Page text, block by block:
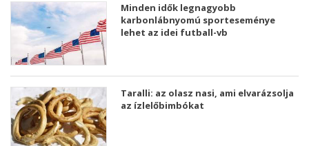
Minden idők legnagyobb
karbonlábnyomú sporteseménye
lehet az idei futball-vb
Taralli: az olasz nasi, ami elvarázsolja
az ízlelőbimbókat